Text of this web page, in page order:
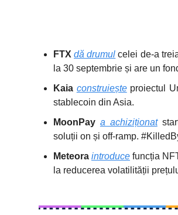
FTX dă drumul celei de-a
la 30 septembrie și are un
Kaia construieșteproiectul
stablecoin din Asia.
MoonPay a achiziționat
soluții on și off-ramp.
Meteora introduce funcția
la reducerea volatilității